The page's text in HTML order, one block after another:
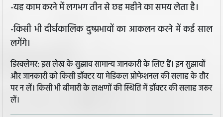
-यह काम करने में लगभग तीन से छह महीने का समय लेता है।
-किसी भी दीर्घकालिक दुष्प्रभावों का आकलन करने में कई साल
लगेंगे।
डिस्क्लेमर: इस लेख के सुझाव सामान्य जानकारी के लिए हैं। इन सुझावों
और जानकारी को किसी डॉक्टर या मेडिकल प्रोफेशनल की सलाह के तौर
पर न लें। किसी भी बीमारी के लक्षणों की स्थिति में डॉक्टर की सलाह जरूर
लें।